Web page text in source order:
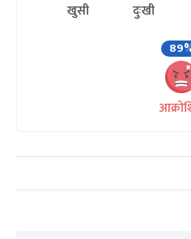
खुसी दुःखी